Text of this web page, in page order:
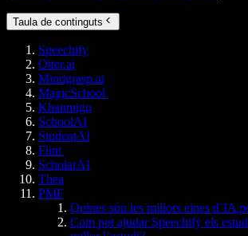
Taula de continguts
Speechify
Otter.ai
Mindgrasp.ai
MagicSchool
Khanmigo
SchoolAI
StudentAI
Flint
ScholarAI
Thea
PMF
Quines són les millors eines d’IA
Com pot ajudar Speechify els